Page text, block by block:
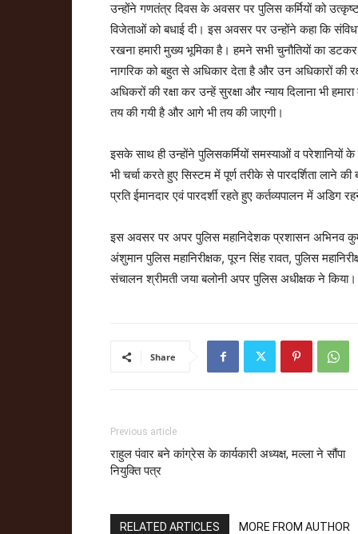
उन्होंने गणतंत्र दिवस के अवसर पर पुलिस कर्मियों को
विजेताओं को बधाई दी। इस अवसर पर उन्होंने कहा कि
रखना हमारी मुख्य भूमिका है। हमने सभी चुनौतियों का
नागरिक को बहुत से अधिकार देता है और उन अधिकारों की
अधिकरों की रक्षा कर उन्हें सुरक्षा और न्याय दिलाना भी
तय की गयी है और आगे भी तय की जाएगी।
इसके साथ ही उन्होंने पुलिसकर्मियों समस्याओं व परेशानियों
भी चर्चा करते हुए सिस्टम में पूर्ण तरीके से पारदर्शिता लाने
प्रति ईमानदार एवं पारदर्शी रहते हुए कर्तव्यपालन में अडिग
इस अवसर पर अपर पुलिस महानिदेशक प्रशासन अभिनव
अंशुमान पुलिस महानिरीक्षक, पूरन सिंह रावत, पुलिस
संचालन श्रीमती जया बलोनी अपर पुलिस अधीक्षक ने किया।
Share
Previous article
राहुल पंवार बने कांग्रेस के कार्यकारी अध्यक्ष, मल्ला ने सौंपा
नियुक्ति पत्र
RELATED ARTICLES MORE FROM AUTHOR